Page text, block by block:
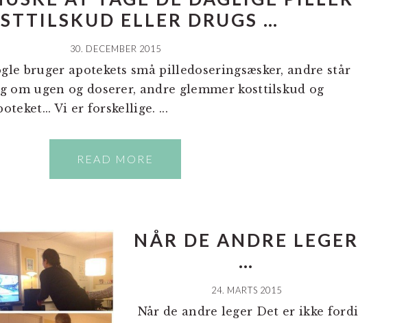
ELLER DRUGS …
30. DECEMBER 2015
bruger apotekets små pilledoseringsæsker, andre står
om ugen og doserer, andre glemmer kosttilskud og
Vi er forskellige. ...
READ MORE
NÅR DE ANDRE LEGER
…
24. MARTS 2015
Når de andre leger Det er ikke fordi